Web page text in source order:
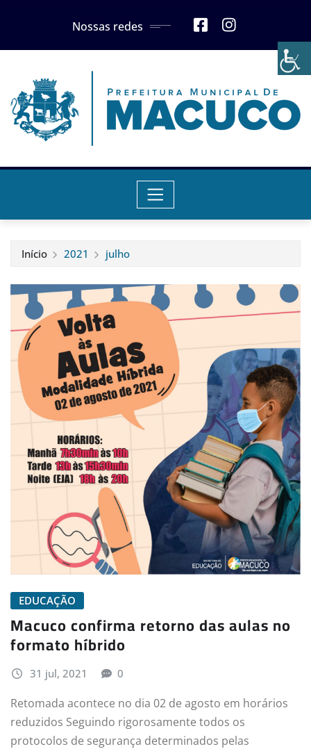
Nossas redes
Início 2021 julho
EDUCAÇÃO
Macuco confirma retorno das aulas no
formato híbrido
31 jul, 2021 0
Retomada acontece no dia 02 de agosto em horários
reduzidos Seguindo rigorosamente todos os
protocolos de segurança determinados pelas